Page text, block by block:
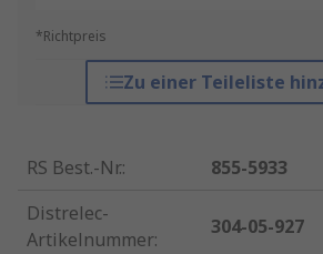
*Richtpreis
Zu einer Teileliste
RS Best.-Nr.:
855-5933
Distrelec-
Artikelnummer:
304-05-927